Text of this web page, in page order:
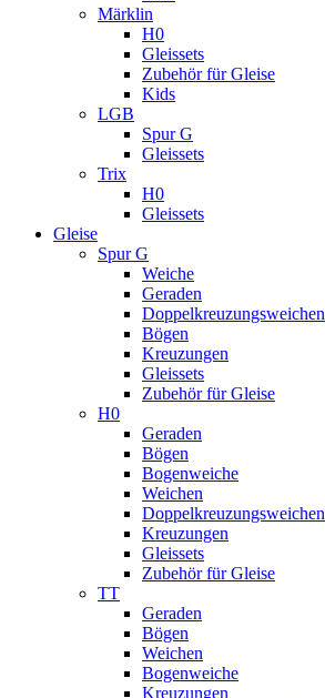
Märklin
H0
Gleissets
Zubehör für Gleise
Kids
LGB
Spur G
Gleissets
Trix
H0
Gleissets
Gleise
Spur G
Weiche
Geraden
Doppelkreuzungsweichen
Bögen
Kreuzungen
Gleissets
Zubehör für Gleise
H0
Geraden
Bögen
Bogenweiche
Weichen
Doppelkreuzungsweichen
Kreuzungen
Gleissets
Zubehör für Gleise
TT
Geraden
Bögen
Weichen
Bogenweiche
Kreuzungen